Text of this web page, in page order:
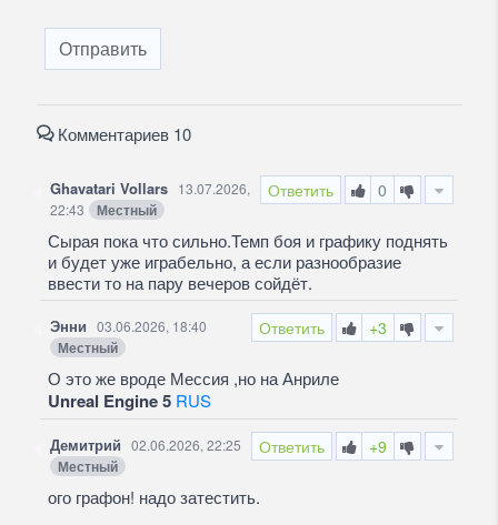
Отправить
Комментариев 10
Ответить 0
Ghavatari Vollars 13.07.2026,
22:43
Местный
Сырая пока что сильно.Темп боя и графику поднять
и будет уже играбельно, а если разнообразие
ввести то на пару вечеров сойдёт.
Ответить +3
Энни 03.06.2026, 18:40
Местный
О это же вроде Мессия ,но на Анриле
Unreal Engine 5 RUS
Ответить +9
Демитрий 02.06.2026, 22:25
Местный
ого графон! надо затестить.